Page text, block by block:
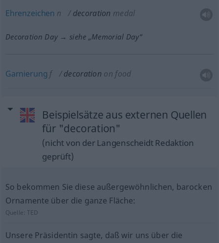
Ehrenzeichen n decoration medal
Decoration Day → siehe „Memorial Day“
Garnierung f decoration on food
Beispielsätze aus externen Quellen
für "decoration"
(nicht von der Langenscheidt Redaktion
geprüft)
So bekommen Sie diese außergewöhnlichen, barocken
Ornamente über die ganze Fläche:
Quelle:TED
Unsere Präsidentin sagte, daß wir uns über die